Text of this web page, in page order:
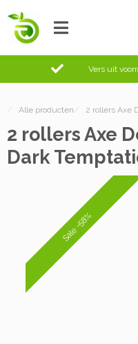
Vers uit
/ Alle producten / 2 rollers Axe
2 rollers Axe
Dark
Sale -58%